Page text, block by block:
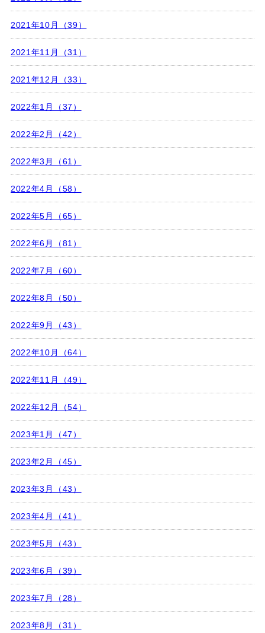
2021年10月（39）
2021年11月（31）
2021年12月（33）
2022年1月（37）
2022年2月（42）
2022年3月（61）
2022年4月（58）
2022年5月（65）
2022年6月（81）
2022年7月（60）
2022年8月（50）
2022年9月（43）
2022年10月（64）
2022年11月（49）
2022年12月（54）
2023年1月（47）
2023年2月（45）
2023年3月（43）
2023年4月（41）
2023年5月（43）
2023年6月（39）
2023年7月（28）
2023年8月（31）